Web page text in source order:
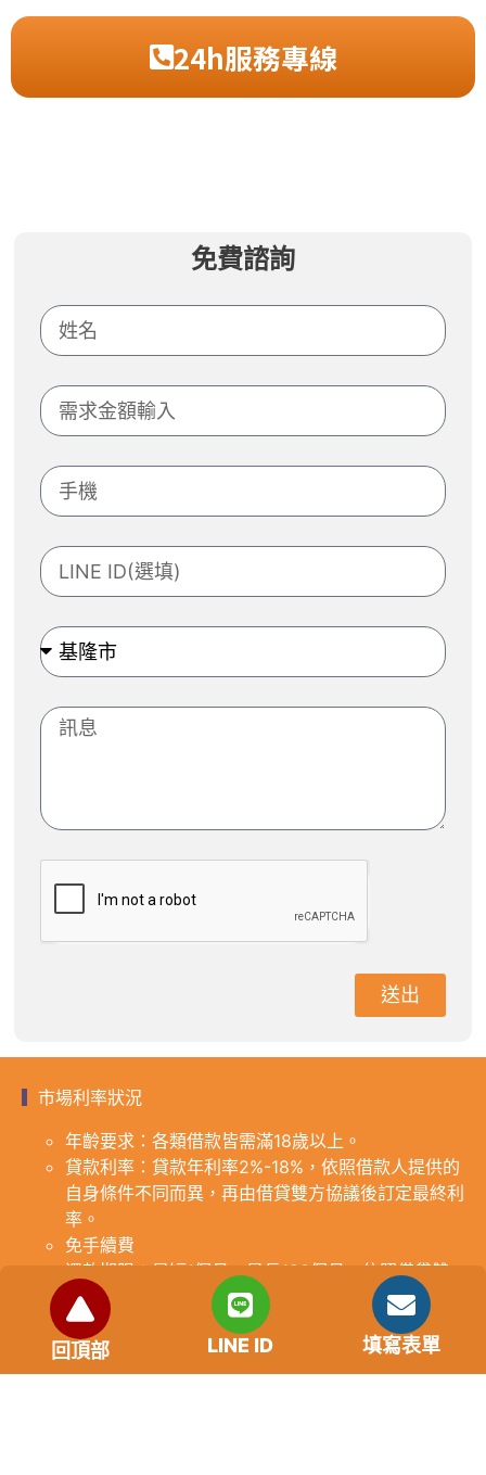
24h服務專線
免費諮詢
送出
市場利率狀況
年齡要求：各類借款皆需滿18歲以上。
貸款利率：貸款年利率2%-18%，依照借款人提供的
自身條件不同而異，再由借貸雙方協議後訂定最終利
率。
免手續費
還款期限：最短1個月，最長180個月，依照借貸雙
方協議而訂。
範例試算：小明急需現金10萬元，經多方比較利率
後選定金主，雙方簽定於36個月內須還清借款，年
利率12%計算，每月利息1000元，無須手續費。
回頂部 LINE ID 填寫表單